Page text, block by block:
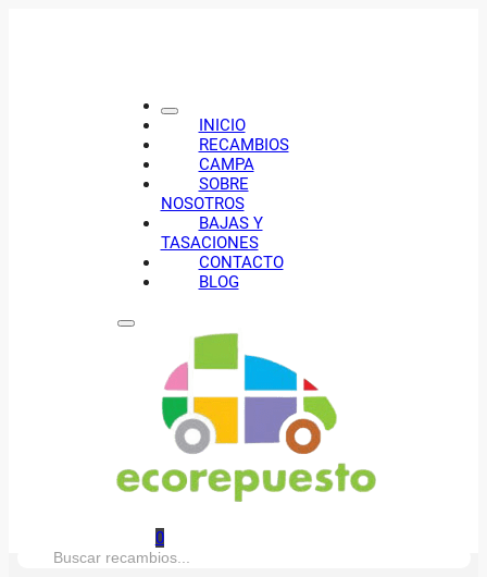
INICIO
RECAMBIOS
CAMPA
SOBRE
NOSOTROS
BAJAS Y
TASACIONES
CONTACTO
BLOG
0
Buscar: